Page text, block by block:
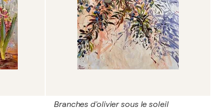
Branches d'olivier sous le soleil